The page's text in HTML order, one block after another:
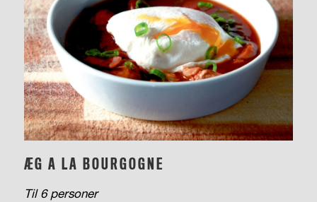
ÆG A LA BOURGOGNE
Til 6 personer